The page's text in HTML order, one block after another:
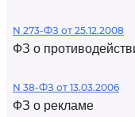
N 273-ФЗ от 25.12.2008
ФЗ о
N 38-ФЗ от 13.03.2006
ФЗ о рекламе